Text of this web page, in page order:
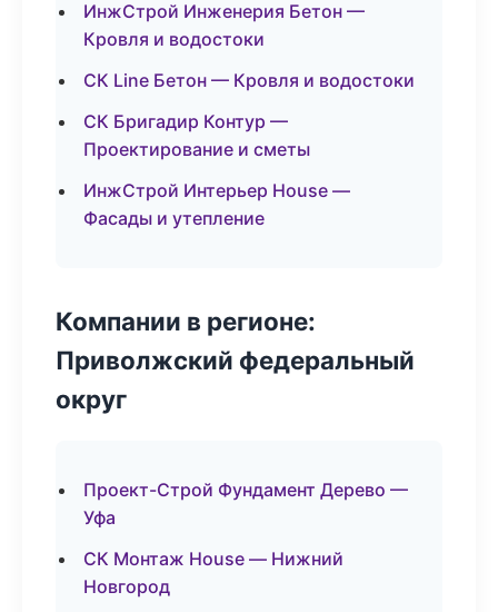
ИнжСтрой Инженерия Бетон —
Кровля и водостоки
СК Line Бетон — Кровля и водостоки
СК Бригадир Контур —
Проектирование и сметы
ИнжСтрой Интерьер House —
Фасады и утепление
Компании в регионе:
Приволжский федеральный
округ
Проект-Строй Фундамент Дерево —
Уфа
СК Монтаж House — Нижний
Новгород